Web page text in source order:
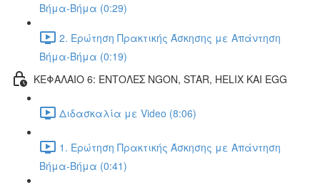
Βήμα-Βήμα (0:29)
2. Ερώτηση Πρακτικής Άσκησης με Απάντηση
Βήμα-Βήμα (0:19)
ΚΕΦΑΛΑΙΟ 6: ΕΝΤΟΛΕΣ NGON, STAR, HELIX ΚΑΙ EGG
Διδασκαλία με Video (8:06)
1. Ερώτηση Πρακτικής Άσκησης με Απάντηση
Βήμα-Βήμα (0:41)